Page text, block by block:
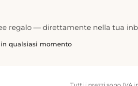
regalo — direttamente nella tua
qualsiasi momento